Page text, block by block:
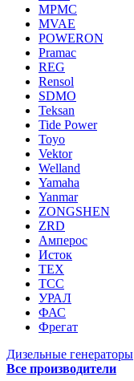
MPMC
MVAE
POWERON
Pramac
REG
Rensol
SDMO
Teksan
Tide Power
Toyo
Vektor
Welland
Yamaha
Yanmar
ZONGSHEN
ZRD
Амперос
Исток
ТЕХ
ТСС
УРАЛ
ФАС
Фрегат
Дизельные генераторы
Все производители